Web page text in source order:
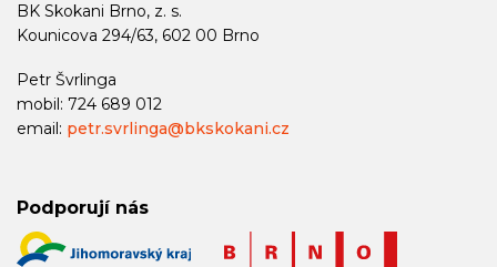
BK Skokani Brno, z. s.
Kounicova 294/63, 602 00 Brno
Petr Švrlinga
mobil: 724 689 012
email: petr.svrlinga@bkskokani.cz
Podporují nás